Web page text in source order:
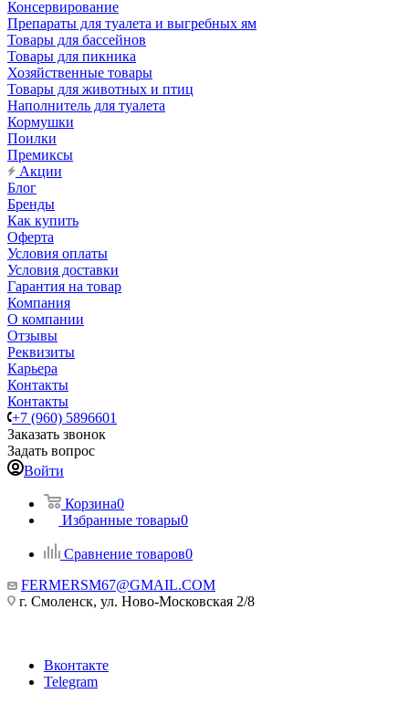
Консервирование
Препараты для туалета и выгребных ям
Товары для бассейнов
Товары для пикника
Хозяйственные товары
Товары для животных и птиц
Наполнитель для туалета
Кормушки
Поилки
Премиксы
Акции
Блог
Бренды
Как купить
Оферта
Условия оплаты
Условия доставки
Гарантия на товар
Компания
О компании
Отзывы
Реквизиты
Карьера
Контакты
Контакты
+7 (960) 5896601
Заказать звонок
Задать вопрос
Войти
Корзина0
Избранные товары0
Сравнение товаров0
FERMERSM67@GMAIL.COM
г. Смоленск, ул. Ново-Московская 2/8
Вконтакте
Telegram